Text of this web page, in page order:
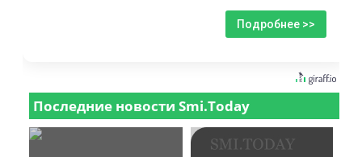
Подробнее >>